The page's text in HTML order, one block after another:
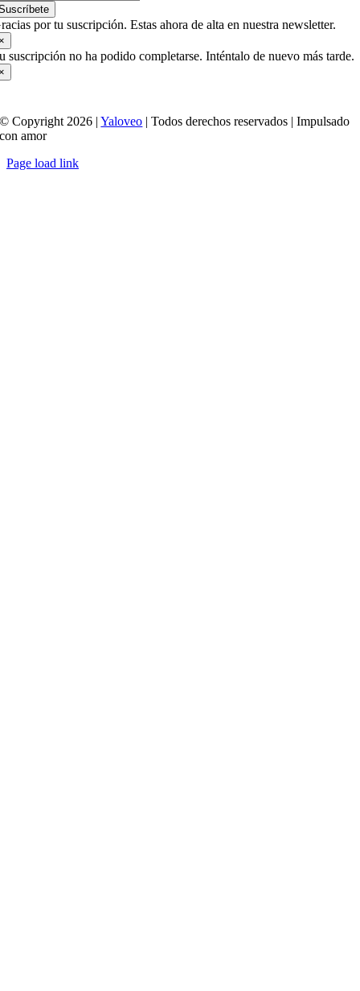
por tu suscripción. Estas ahora de alta en nuestra newsletter.
suscripción no ha podido completarse. Inténtalo de nuevo más tarde.
© Copyright 2026 |Yaloveo | Todos derechos reservados | Impulsado
con amor
Page load link